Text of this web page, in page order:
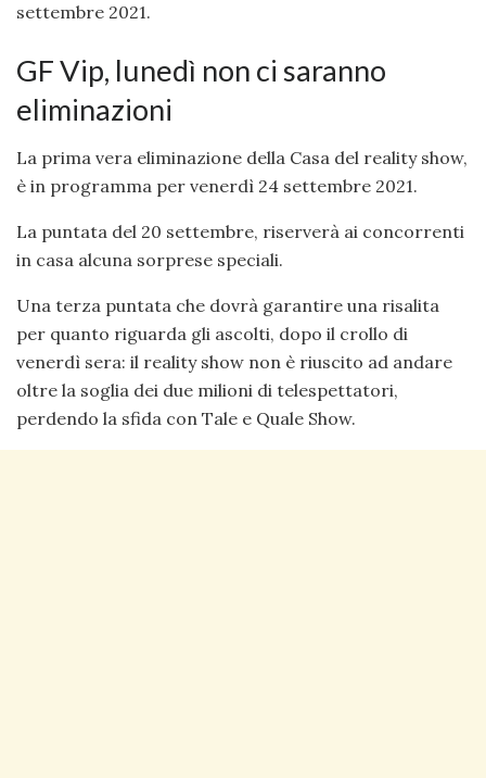
settembre 2021.
GF Vip, lunedì non ci saranno
eliminazioni
La prima vera eliminazione della Casa del reality show,
è in programma per venerdì 24 settembre 2021.
La puntata del 20 settembre, riserverà ai concorrenti
in casa alcuna sorprese speciali.
Una terza puntata che dovrà garantire una risalita
per quanto riguarda gli ascolti, dopo il crollo di
venerdì sera: il reality show non è riuscito ad andare
oltre la soglia dei due milioni di telespettatori,
perdendo la sfida con Tale e Quale Show.